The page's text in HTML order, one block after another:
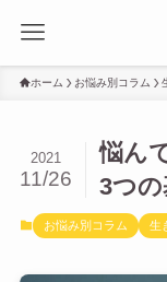
ホーム お悩み別コラム
悩ん
3つ
2021
11/26
お悩み別コラム 生